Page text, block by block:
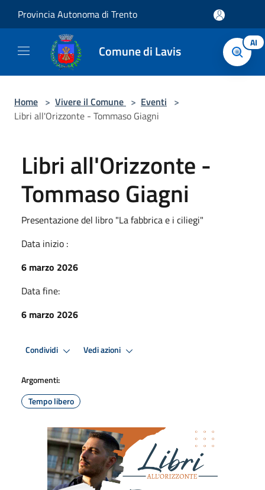
Provincia Autonoma di Trento
Comune di Lavis AI
Home > Vivere il Comune > Eventi >
Libri all'Orizzonte - Tommaso Giagni
Libri all'Orizzonte -
Tommaso Giagni
Presentazione del libro "La fabbrica e i ciliegi"
Data inizio :
6 marzo 2026
Data fine:
6 marzo 2026
Condividi Vedi azioni
Argomenti:
Tempo libero